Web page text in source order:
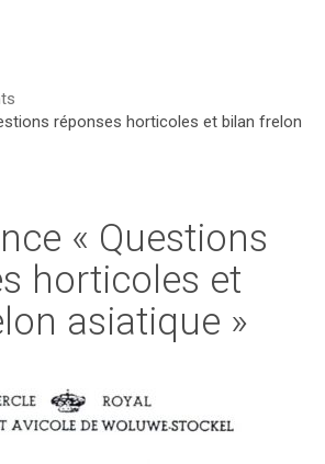
réponses horticoles et bilan frelon
« Questions
horticoles et
asiatique »